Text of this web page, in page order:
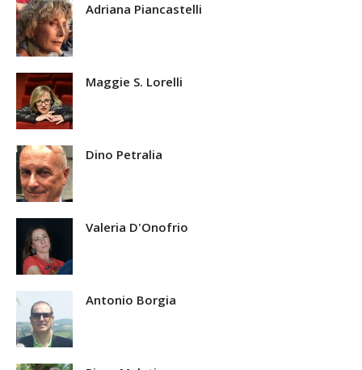
Adriana Piancastelli
Maggie S. Lorelli
Dino Petralia
Valeria D'Onofrio
Antonio Borgia